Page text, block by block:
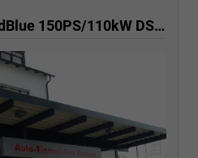
Selection 2.0 TDI AdBlue 150PS/110kW DSG7 2026